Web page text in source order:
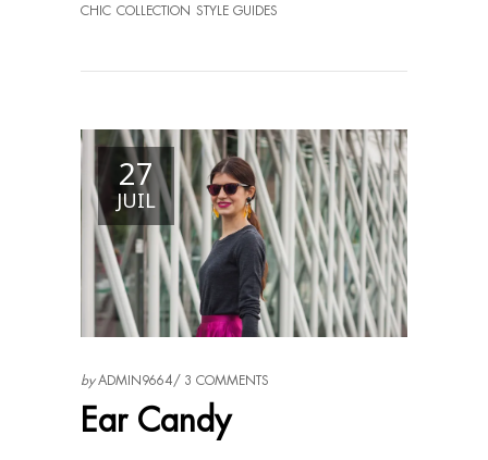
CHIC COLLECTION STYLE GUIDES
27
JUIL
byADMIN9664 3 COMMENTS
Ear Candy